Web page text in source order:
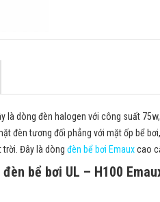
là dòng đèn halogen với công suất
đèn tương đối phẳng với mặt ốp bể
trời. Đây là dòng đèn bể bơi Emauxcao
bể bơi UL – H100